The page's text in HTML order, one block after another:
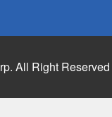
All Right Reserved